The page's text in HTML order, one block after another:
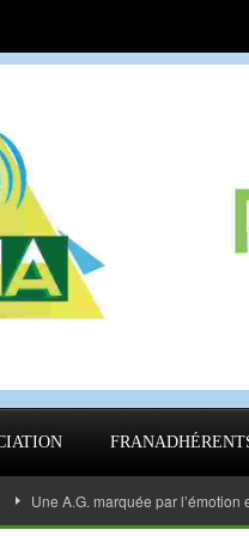
marquée par l’émotion en ces